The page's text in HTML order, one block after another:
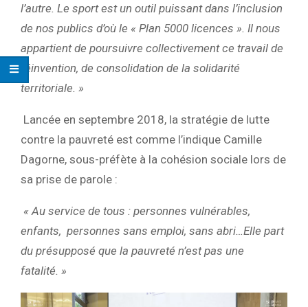
l’autre. Le sport est un outil puissant dans l’inclusion
de nos publics d’où le « Plan 5000 licences ». Il nous
appartient de poursuivre collectivement ce travail de
réinvention, de consolidation de la solidarité
territoriale. »
Lancée en septembre 2018, la stratégie de lutte
contre la pauvreté est comme l’indique Camille
Dagorne, sous-préfète à la cohésion sociale lors de
sa prise de parole :
« Au service de tous : personnes vulnérables,
enfants, personnes sans emploi, sans abri…Elle part
du présupposé que la pauvreté n’est pas une
fatalité. »